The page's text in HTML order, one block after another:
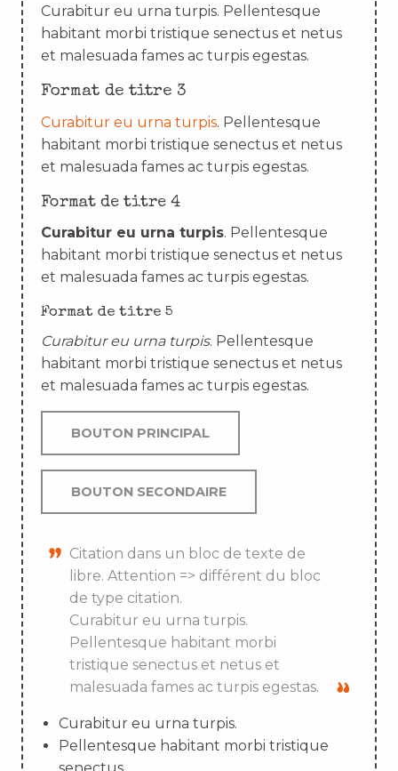
Curabitur eu urna turpis. Pellentesque
habitant morbi tristique senectus et netus
et malesuada fames ac turpis egestas.
Format de titre 3
Curabitur eu urna turpis. Pellentesque
habitant morbi tristique senectus et netus
et malesuada fames ac turpis egestas.
Format de titre 4
Curabitur eu urna turpis. Pellentesque
habitant morbi tristique senectus et netus
et malesuada fames ac turpis egestas.
Format de titre 5
Curabitur eu urna turpis. Pellentesque
habitant morbi tristique senectus et netus
et malesuada fames ac turpis egestas.
BOUTON PRINCIPAL
BOUTON SECONDAIRE
Citation dans un bloc de texte de
libre. Attention => différent du bloc
de type citation.
Curabitur eu urna turpis.
Pellentesque habitant morbi
tristique senectus et netus et
malesuada fames ac turpis egestas.
Curabitur eu urna turpis.
Pellentesque habitant morbi tristique